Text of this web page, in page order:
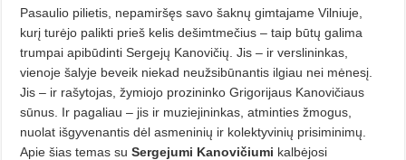
Pasaulio pilietis, nepamiršęs savo šaknų gimtajame Vilniuje,
kurį turėjo palikti prieš kelis dešimtmečius – taip būtų galima
trumpai apibūdinti Sergejų Kanovičių. Jis – ir verslininkas,
vienoje šalyje beveik niekad neužsibūnantis ilgiau nei mėnesį.
Jis – ir rašytojas, žymiojo prozininko Grigorijaus Kanovičiaus
sūnus. Ir pagaliau – jis ir muzieji­ninkas, at­minties žmogus,
nuolat išgyvenantis dėl asmeninių ir kolektyvinių prisiminimų.
Apie šias temas suSergejumi Kanovičiumi kalbėjosi